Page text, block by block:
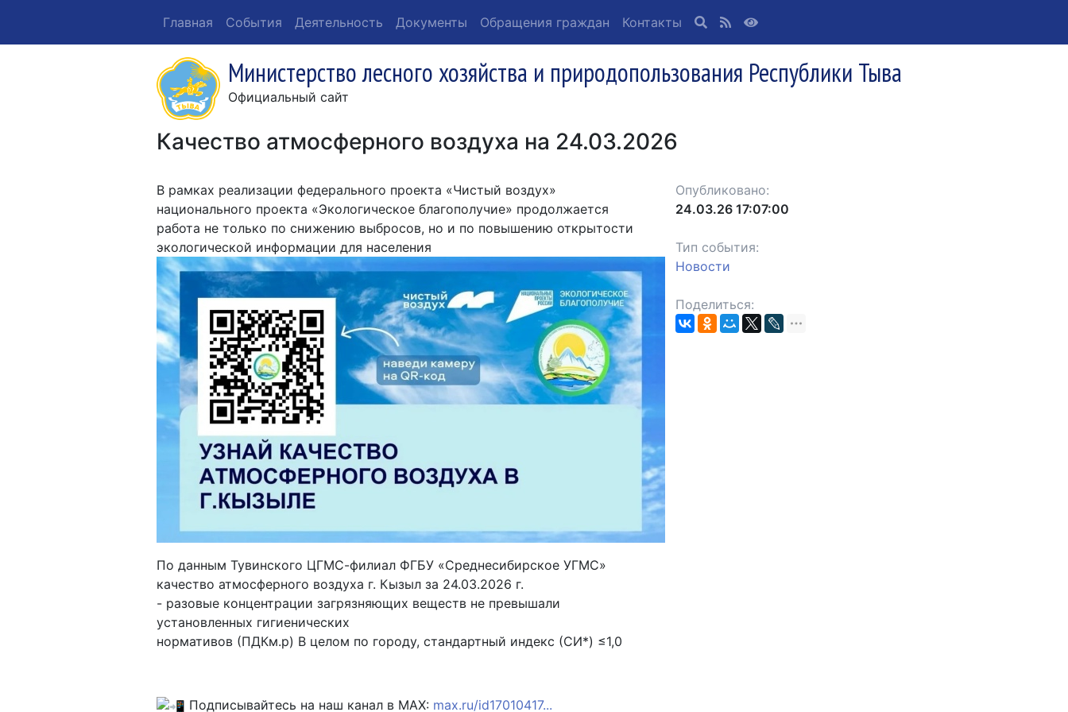
Главная События Деятельность Документы Обращения граждан Контакты
Министерство лесного хозяйства и природопользования Республики Тыва
Официальный сайт
Качество атмосферного воздуха на 24.03.2026
В рамках реализации федерального проекта «Чистый воздух»
национального проекта «Экологическое благополучие» продолжается
работа не только по снижению выбросов, но и по повышению открытости
экологической информации для населения
По данным Тувинского ЦГМС-филиал ФГБУ «Среднесибирское УГМС»
качество атмосферного воздуха г. Кызыл за 24.03.2026 г.
- разовые концентрации загрязняющих веществ не превышали
установленных гигиенических
нормативов (ПДКм.р) В целом по городу, стандартный индекс (СИ*) ≤1,0
Подписывайтесь на наш канал в МАХ: max.ru/id17010417...
Опубликовано:
24.03.26 17:07:00
Тип события:
Новости
Поделиться: